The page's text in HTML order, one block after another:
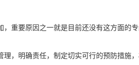
重要原因之一就是目前还没有这方面的
，明确责任，制定切实可行的预防措施